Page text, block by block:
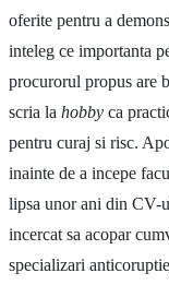
oferite pentru a
inteleg ce importanta
procurorul propus are
scria la hobby ca
pentru curaj si risc.
inainte de a incepe
lipsa unor ani din CV-
incercat sa acopar
specializari